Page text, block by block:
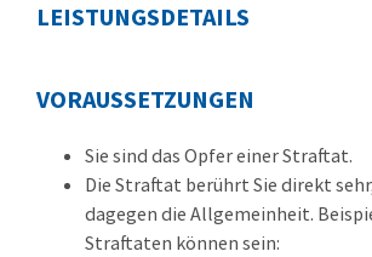
LEISTUNGSDETAILS
VORAUSSETZUNGEN
Sie sind das Opfer einer Straftat.
Die Straftat berührt Sie direkt
dagegen die Allgemeinheit.
Straftaten können sein: